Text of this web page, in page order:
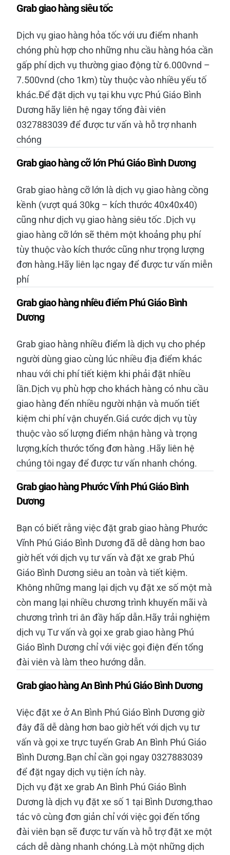
Grab giao hàng siêu tốc
Dịch vụ giao hàng hỏa tốc với ưu điểm nhanh
chóng phù hợp cho những nhu cầu hàng hóa cần
gấp phí dịch vụ thường giao động từ 6.000vnd –
7.500vnd (cho 1km) tùy thuộc vào nhiều yếu tố
khác.Để đặt dịch vụ tại khu vực Phú Giáo Bình
Dương hãy liên hệ ngay tổng đài viên
0327883039 để được tư vấn và hỗ trợ nhanh
chóng
Grab giao hàng cỡ lớn Phú Giáo Bình Dương
Grab giao hàng cỡ lớn là dịch vụ giao hàng cồng
kềnh (vượt quá 30kg – kích thước 40x40x40)
cũng như dịch vụ giao hàng siêu tốc .Dịch vụ
giao hàng cỡ lớn sẽ thêm một khoảng phụ phí
tùy thuộc vào kích thước cũng như trọng lượng
đơn hàng.Hãy liên lạc ngay để được tư vấn miễn
phí
Grab giao hàng nhiều điểm Phú Giáo Bình
Dương
Grab giao hàng nhiều điểm là dịch vụ cho phép
người dùng giao cùng lúc nhiều địa điểm khác
nhau với chi phí tiết kiệm khi phải đặt nhiều
lần.Dịch vụ phù hợp cho khách hàng có nhu cầu
giao hàng đến nhiều người nhận và muốn tiết
kiệm chi phí vận chuyển.Giá cước dịch vụ tùy
thuộc vào số lượng điểm nhận hàng và trọng
lượng,kích thước tổng đơn hàng .Hãy liên hệ
chúng tôi ngay để được tư vấn nhanh chóng.
Grab giao hàng Phước Vĩnh Phú Giáo Bình
Dương
Bạn có biết rằng việc đặt grab giao hàng Phước
Vĩnh Phú Giáo Bình Dương đã dễ dàng hơn bao
giờ hết với dịch vụ tư vấn và đặt xe grab Phú
Giáo Bình Dương siêu an toàn và tiết kiệm.
Không những mang lại dịch vụ đặt xe số một mà
còn mang lại nhiều chương trình khuyến mãi và
chương trình tri ân đầy hấp dẫn.Hãy trải nghiệm
dịch vụ Tư vấn và gọi xe grab giao hàng Phú
Giáo Bình Dương chỉ với việc gọi điện đến tổng
đài viên và làm theo hướng dẫn.
Grab giao hàng An Bình Phú Giáo Bình Dương
Việc đặt xe ở An Bình Phú Giáo Bình Dương giờ
đây đã dễ dàng hơn bao giờ hết với dịch vụ tư
vấn và gọi xe trực tuyến Grab An Bình Phú Giáo
Bình Dương.Bạn chỉ cần gọi ngay 0327883039
để đặt ngay dịch vụ tiện ích này.
Dịch vụ đặt xe grab An Bình Phú Giáo Bình
Dương là dịch vụ đặt xe số 1 tại Bình Dương,thao
tác vô cùng đơn giản chỉ với việc gọi đến tổng
đài viên bạn sẽ được tư vấn và hỗ trợ đặt xe một
cách dễ dàng nhanh chóng.Là một những dịch